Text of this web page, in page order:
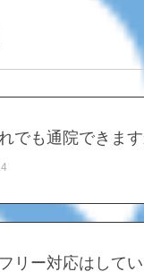
でも通院できます
リー対応はして